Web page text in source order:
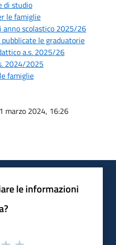
di studio
le famiglie
anno scolastico 2025/26
le graduatorie
a.s. 2025/26
2024/2025
famiglie
marzo 2024, 16:26
le informazioni